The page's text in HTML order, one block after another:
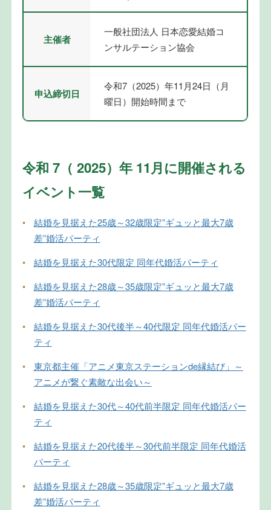
主催者
一般社団法人 日本恋愛結婚コ
ンサルテーション協会
申込締切日
令和7（2025）年11月24日（月
曜日）開始時間まで
令和 7（ 2025）年 11月に開催される
イベント一覧
•
結婚を見据えた25歳～32歳限定”ギュッと最大7歳
差”婚活パーティ
•
結婚を見据えた30代限定 同年代婚活パーティ
•
結婚を見据えた28歳～35歳限定”ギュッと最大7歳
差”婚活パーティ
•
結婚を見据えた30代後半～40代限定 同年代婚活パー
ティ
•
東京都主催「アニメ東京ステーションde縁結び」～
アニメが繋ぐ素敵な出会い～
•
結婚を見据えた30代～40代前半限定 同年代婚活パー
ティ
•
結婚を見据えた20代後半～30代前半限定 同年代婚活
パーティ
•
結婚を見据えた28歳～35歳限定”ギュッと最大7歳
差”婚活パーティ